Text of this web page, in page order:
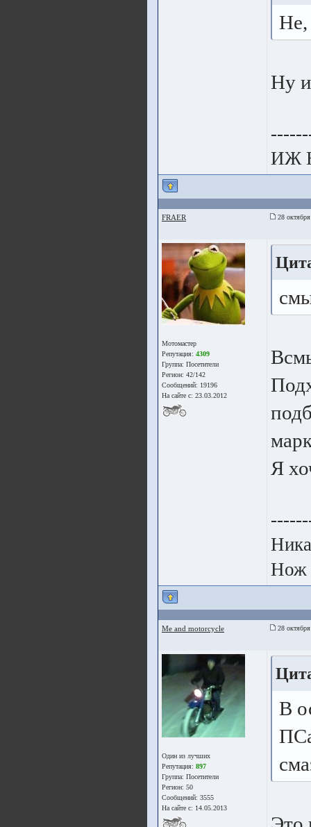
Не,
Ну
ИЖ
FRAER 28
Мотомастер
Репутация: 4309
Группа: Посетители
Регион: 42/142
Сообщений: 19196
На сайте с: 23.03.2012
Я
Нож
Me and motorcycle 28
Один из лучших
Репутация: 897
Группа: Посетители
Регион: 50
Сообщений: 3555
На сайте с: 14.05.2013
В